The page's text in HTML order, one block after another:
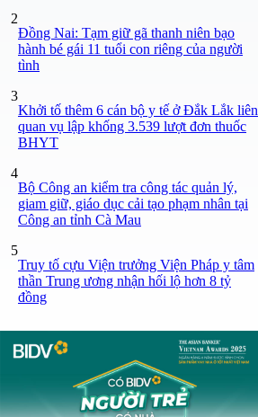
2
Đồng Nai: Tạm giữ gã thanh niên bạo
hành bé gái 11 tuổi con riêng của người
tình
3
Khởi tố thêm 6 cán bộ y tế ở Đắk Lắk liên
quan vụ lập khống 3.539 lượt đơn thuốc
BHYT
4
Bộ Công an kiểm tra công tác quản lý,
giam giữ, giáo dục cải tạo phạm nhân tại
Công an tỉnh Cà Mau
5
Truy tố cựu Viện trưởng Viện Pháp y tâm
thần Trung ương nhận hối lộ hơn 8 tỷ
đồng